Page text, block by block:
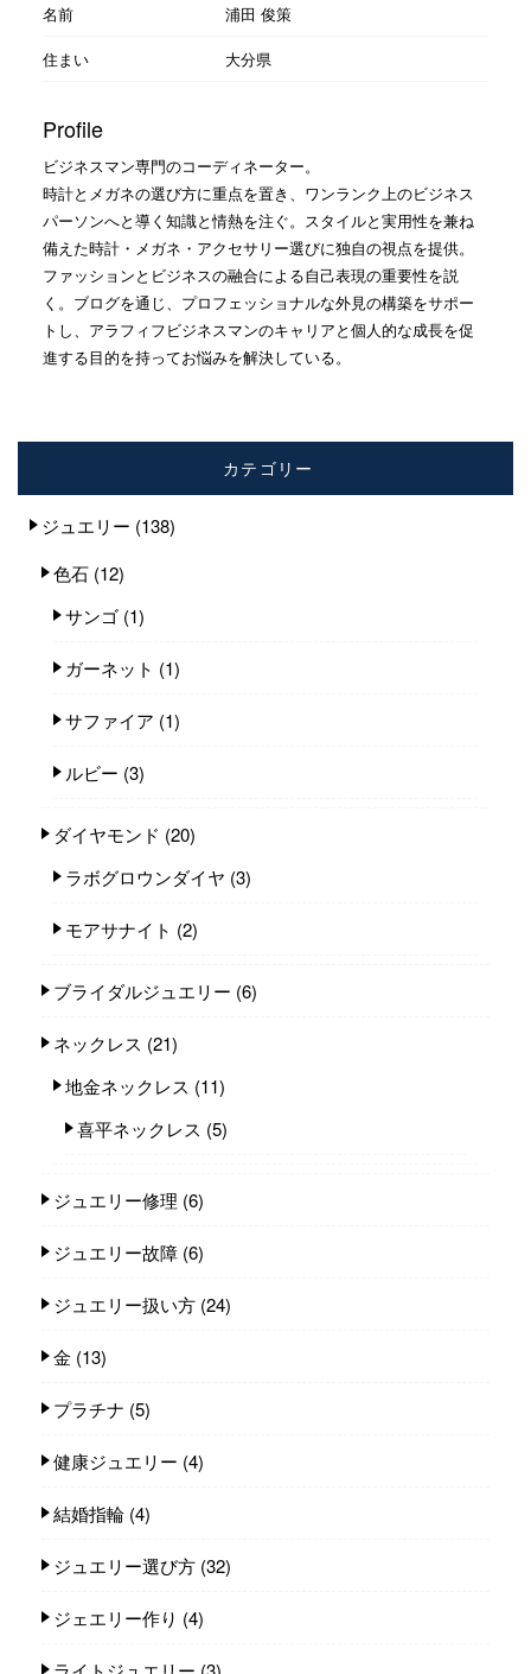
名前
浦田 俊策
住まい
大分県
Profile
ビジネスマン専門のコーディネーター。
時計とメガネの選び方に重点を置き、ワンランク上のビジネス
パーソンへと導く知識と情熱を注ぐ。スタイルと実用性を兼ね
備えた時計・メガネ・アクセサリー選びに独自の視点を提供。
ファッションとビジネスの融合による自己表現の重要性を説
く。ブログを通じ、プロフェッショナルな外見の構築をサポー
トし、アラフィフビジネスマンのキャリアと個人的な成長を促
進する目的を持ってお悩みを解決している。
カテゴリー
ジュエリー (138)
色石 (12)
サンゴ (1)
ガーネット (1)
サファイア (1)
ルビー (3)
ダイヤモンド (20)
ラボグロウンダイヤ (3)
モアサナイト (2)
ブライダルジュエリー (6)
ネックレス (21)
地金ネックレス (11)
喜平ネックレス (5)
ジュエリー修理 (6)
ジュエリー故障 (6)
ジュエリー扱い方 (24)
金 (13)
プラチナ (5)
健康ジュエリー (4)
結婚指輪 (4)
ジュエリー選び方 (32)
ジェエリー作り (4)